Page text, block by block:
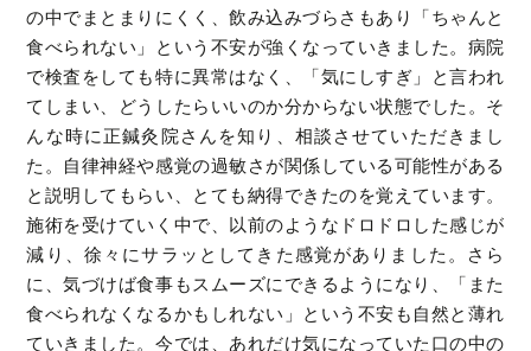
の中でまとまりにくく、飲み込みづらさもあり「ちゃんと
食べられない」という不安が強くなっていきました。病院
で検査をしても特に異常はなく、「気にしすぎ」と言われ
てしまい、どうしたらいいのか分からない状態でした。そ
んな時に正鍼灸院さんを知り、相談させていただきまし
た。自律神経や感覚の過敏さが関係している可能性がある
と説明してもらい、とても納得できたのを覚えています。
施術を受けていく中で、以前のようなドロドロした感じが
減り、徐々にサラッとしてきた感覚がありました。さら
に、気づけば食事もスムーズにできるようになり、「また
食べられなくなるかもしれない」という不安も自然と薄れ
ていきました。今では、あれだけ気になっていた口の中の